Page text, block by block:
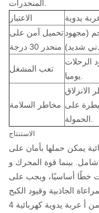
الاعتبار
يدوية
تحميل آمن على
منحدر 30 درجة
50 كجم (مجهود
تعب المشغل
الرحلات
مخاطر السلامة
الانزلاق
على
الاستنتاج
يمكن حملها بأمان على
خطًا أساسيًا، ويجب على
الجاذبية وقيود الكبح
أ